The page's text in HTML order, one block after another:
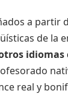
a partir
de la
real y